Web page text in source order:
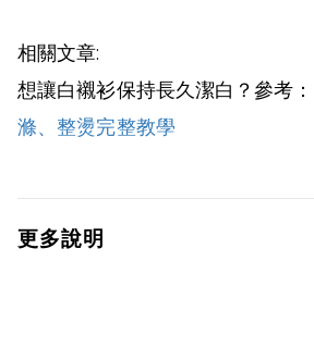
相關文章:
想讓白襯衫保持長久潔白？參考：
滌、整燙完整教學
更多說明